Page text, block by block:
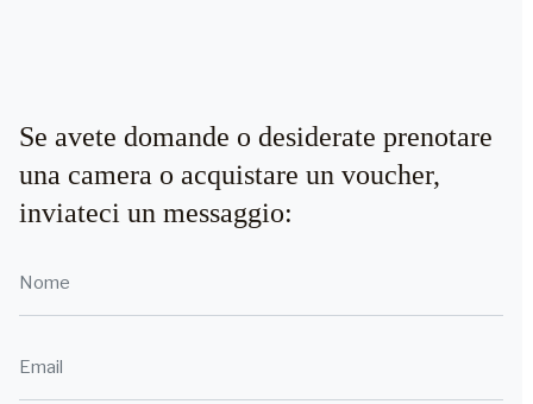
Se avete domande o desiderate prenotare
una camera o acquistare un voucher,
inviateci un messaggio: